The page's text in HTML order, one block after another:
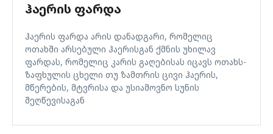
ᲰᲐᲔᲠᲘᲡ ᲤᲐᲠᲓᲐ
ჰაერის ფარდა არის დანადგარი, რომელიც
ოთახში არსებული ჰაერისგან ქმნის უხილავ
ფარდას, რომელიც კარის გაღებისას იცავს ოთახს-
ზაფხულის ცხელი თუ ზამთრის ცივი ჰაერის,
მწერების, მტვრისა და უსიამოვნო სუნის
შეღწევისაგან